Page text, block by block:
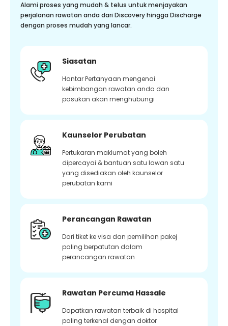
Alami proses yang mudah & telus untuk menjayakan
perjalanan rawatan anda dari Discovery hingga Discharge
dengan proses mudah yang lancar.
Siasatan
Hantar Pertanyaan mengenai
kebimbangan rawatan anda dan
pasukan akan menghubungi
Kaunselor Perubatan
Pertukaran maklumat yang boleh
dipercayai & bantuan satu lawan satu
yang disediakan oleh kaunselor
perubatan kami
Perancangan Rawatan
Dari tiket ke visa dan pemilihan pakej
paling berpatutan dalam
perancangan rawatan
Rawatan Percuma Hassale
Dapatkan rawatan terbaik di hospital
paling terkenal dengan doktor